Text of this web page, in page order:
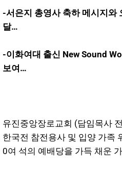
-서은지 총영사 축하 메시지와
달…
-이화여대 출신 New Sound
보여…
유진중앙장로교회 (담임목사
한국전 참전용사 및 입양 가족
0여 석의 예배당을 가득 채운